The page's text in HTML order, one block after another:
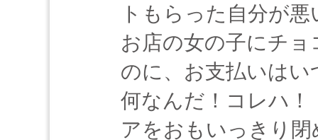
トもらった自分が
お店の女の子にチ
のに、お支払いは
何なんだ！コレハ
アをおもいっきり閉